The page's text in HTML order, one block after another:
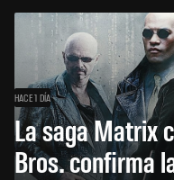
HACE 1 DÍA
La saga Matrix
Bros. confirma